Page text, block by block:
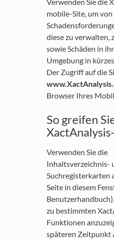
mobile-Site, um
diese zu verwalten,
sowie Schäden in
Umgebung in
Der Zugriff auf die
Browser Ihres
So greifen
Verwenden Sie die
Inhaltsverzeichnis-
Suchregisterkarten
Seite in diesem
zu bestimmten
Funktionen
späteren Zeitpunkt